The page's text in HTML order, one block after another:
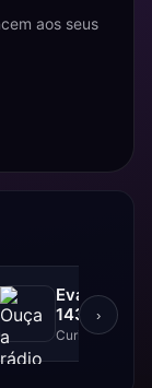
aos seus
Evangelizar
1430 AM -
1430 AM
Curitiba, PR
›